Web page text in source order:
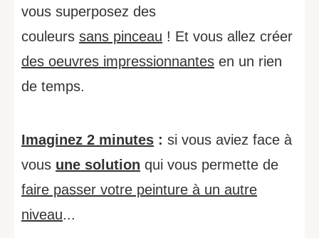
vous superposez des
couleurs sans pinceau ! Et vous allez créer
des oeuvres impressionnantes en un rien
de temps.
Imaginez 2 minutes : si vous aviez face à
vous une solution qui vous permette de
faire passer votre peinture à un autre
niveau...